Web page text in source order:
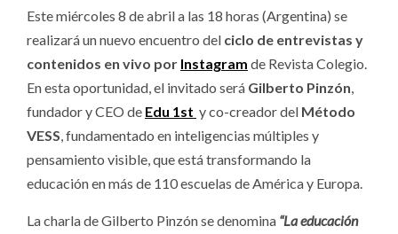
Este miércoles 8 de abril a las 18 horas (Argentina) se
realizará un nuevo encuentro del ciclo de entrevistas y
contenidos en vivo por Instagram de Revista Colegio.
En esta oportunidad, el invitado será Gilberto Pinzón,
fundador y CEO de Edu 1st y co-creador del Método
VESS, fundamentado en inteligencias múltiples y
pensamiento visible, que está transformando la
educación en más de 110 escuelas de América y Europa.
La charla de Gilberto Pinzón se denomina “La educación